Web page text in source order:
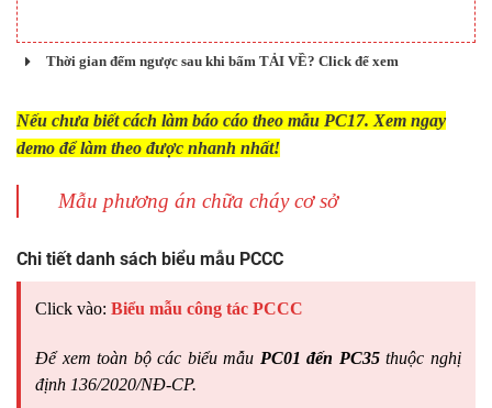
Thời gian đếm ngược sau khi bấm TẢI VỀ? Click để xem
Nếu chưa biết cách làm báo cáo theo mẫu PC17. Xem ngay
demo để làm theo được nhanh nhất!
Mẫu phương án chữa cháy cơ sở
Chi tiết danh sách biểu mẫu PCCC
Click vào: Biểu mẫu công tác PCCC
Để xem toàn bộ các biểu mẫu PC01 đến PC35thuộc nghị
định 136/2020/NĐ-CP.